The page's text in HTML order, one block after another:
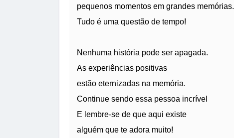
pequenos momentos em grandes memórias.
Tudo é uma questão de tempo!
Nenhuma história pode ser apagada.
As experiências positivas
estão eternizadas na memória.
Continue sendo essa pessoa incrível
E lembre-se de que aqui existe
alguém que te adora muito!